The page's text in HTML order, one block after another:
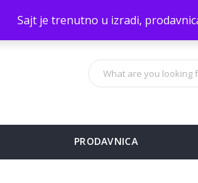
Sajt je trenutno u izradi,
PRODAVNICA